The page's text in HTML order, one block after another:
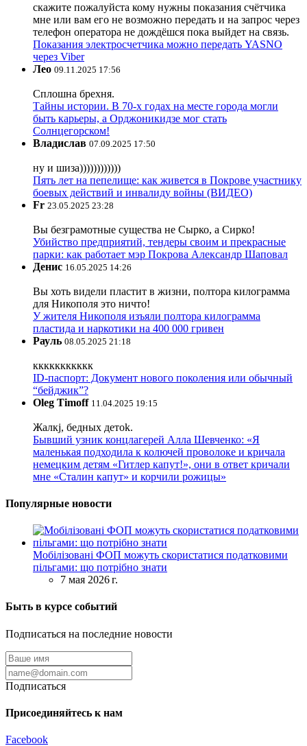
скажите пожалуйста кому нужны показания счётчика
мне или вам его не возможно передать и на запрос через
телефон оператора не дождёшся пока выйдет на связь.
Показания электросчетчика можно передать YASNO
через Viber
Лео 09.11.2025 17:56
Сплошна брехня.
Тайны истории. В 70-х годах на месте города могли
быть карьеры, а Орджоникидзе мог стать
Солнцегорском!
Владислав 07.09.2025 17:50
ну и шиза))))))))))))
Пять лет на пепелище: как живется в Покрове участнику
боевых действий и инвалиду войны (ВИДЕО)
Fr 23.05.2025 23:28
Вы безграмотные существа не Сырко, а Сирко!
Убийство предприятий, тендеры своим и прекрасные
парки: как работает мэр Покрова Александр Шаповал
Денис 16.05.2025 14:26
Вы хоть видели пластит в жизни, полтора килограмма
для Никополя это ничто!
У жителя Никополя изъяли полтора килограмма
пластида и наркотики на 400 000 гривен
Рауль 08.05.2025 21:18
ккккккккккк
ID-паспорт: Документ нового поколения или обычный
“бейджик”?
Oleg Timoff 11.04.2025 19:15
Жалкj, бедных детok.
Бывший узник концлагерей Алла Шевченко: «Я
маленькая подходила к колючей проволоке и кричала
немецким детям «Гитлер капут!», они в ответ кричали
мне «Сталин капут» и корчили рожицы»
Популярные новости
Мобілізовані ФОП можуть скористатися податковими
пільгами: що потрібно знати
7 мая 2026 г.
Быть в курсе событий
Подписаться на последние новости
Подписаться
Присоединяйтесь к нам
Facebook